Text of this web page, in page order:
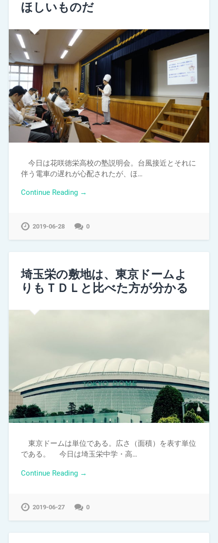
ほしいものだ
今日は花咲徳栄高校の塾説明会。台風接近とそれに
伴う電車の遅れが心配されたが、ほ…
Continue Reading →
2019-06-28 0
埼玉栄の敷地は、東京ドームよ
りもＴＤＬと比べた方が分かる
東京ドームは単位である。広さ（面積）を表す単位
である。 今日は埼玉栄中学・高…
Continue Reading →
2019-06-27 0